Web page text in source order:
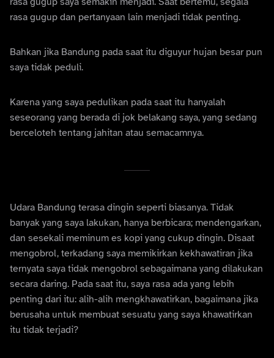
rasa gugup dan pertanyaan lain menjadi tidak penting.
Bahkan jika Bandung pada saat itu diguyur hujan besar pun
saya tidak peduli.
Karena yang saya pedulikan pada saat itu hanyalah
seseorang yang berada di jok belakang saya, yang sedang
berceloteh tentang jahitan atau semacamnya.
Udara Bandung terasa dingin seperti biasanya. Tidak
banyak yang saya lakukan, hanya berbicara; mendengarkan,
dan sesekali meminum es kopi yang cukup dingin. Disaat
mengobrol, terkadang saya memikirkan kekhawatiran jika
ternyata saya tidak mengobrol sebagaimana yang dilakukan
secara daring. Pada saat itu, saya rasa ada yang lebih
penting dari itu: alih-alih mengkhawatirkan, bagaimana jika
berusaha untuk membuat sesuatu yang saya khawatirkan
itu tidak terjadi?